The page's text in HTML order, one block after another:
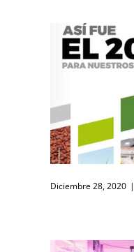
Diciembre 28, 2020 |